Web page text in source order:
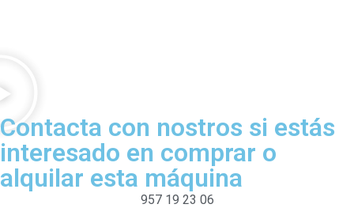
Contacta con nostros si estás
interesado en comprar o
alquilar esta máquina
957 19 23 06